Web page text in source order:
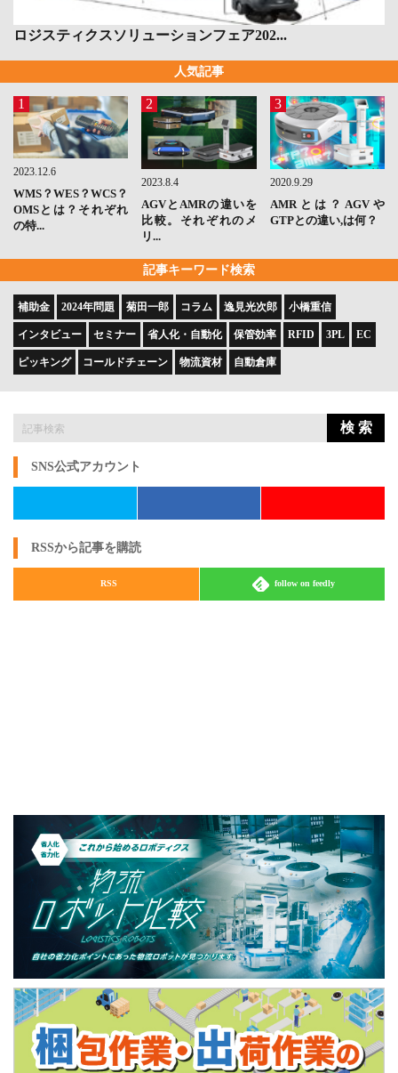
ロジスティクスソリューションフェア202...
人気記事
1
2023.12.6
WMS？WES？WCS？
OMSとは？それぞれ
の特...
2
2023.8.4
AGVとAMRの違いを
比較。それぞれのメ
リ...
3
2020.9.29
AMRとは？AGVや
GTPとの違い,は何？
記事キーワード検索
補助金 2024年問題 菊田一郎 コラム 逸見光次郎 小橋重信
インタビュー セミナー 省人化・自動化 保管効率 RFID 3PL EC
ピッキング コールドチェーン 物流資材 自動倉庫
検 索
SNS公式アカウント
RSSから記事を購読
RSS follow on feedly